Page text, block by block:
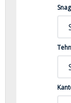
VW GOLF
TDI